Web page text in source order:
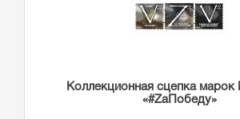
Коллекционная сцепка
«#ZаПобеду»